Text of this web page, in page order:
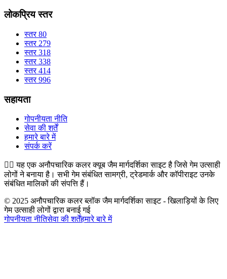
लोकप्रिय स्तर
स्तर 80
स्तर 279
स्तर 318
स्तर 338
स्तर 414
स्तर 996
सहायता
गोपनीयता नीति
सेवा की शर्तें
हमारे बारे में
संपर्क करें
👉🏻यह एक अनौपचारिक कलर क्यूब जैम मार्गदर्शिका साइट है जिसे गेम उत्साही
लोगों ने बनाया है। सभी गेम संबंधित सामग्री, ट्रेडमार्क और कॉपीराइट उनके
संबंधित मालिकों की संपत्ति हैं।
© 2025 अनौपचारिक कलर ब्लॉक जैम मार्गदर्शिका साइट - खिलाड़ियों के लिए
गेम उत्साही लोगों द्वारा बनाई गई
गोपनीयता नीतिसेवा की शर्तेंहमारे बारे में